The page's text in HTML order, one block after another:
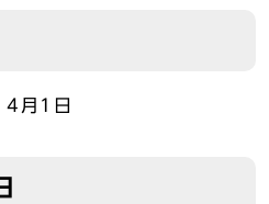
月1日